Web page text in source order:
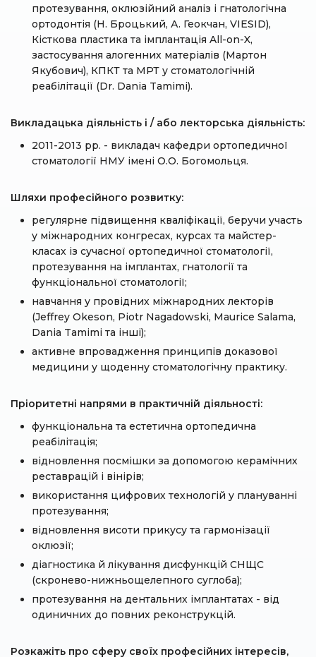
протезування, оклюзійний аналіз і гнатологічна
ортодонтія (Н. Броцький, А. Геокчан, VIESID),
Кісткова пластика та імплантація All-on-X,
застосування алогенних матеріалів (Мартон
Якубович), КПКТ та МРТ у стоматологічній
реабілітації (Dr. Dania Tamimi).
Викладацька діяльність і / або лекторська діяльність:
2011-2013 рр. - викладач кафедри ортопедичної
стоматології НМУ імені О.О. Богомольця.
Шляхи професійного розвитку:
регулярне підвищення кваліфікації, беручи участь
у міжнародних конгресах, курсах та майстер-
класах із сучасної ортопедичної стоматології,
протезування на імплантах, гнатології та
функціональної стоматології;
навчання у провідних міжнародних лекторів
(Jeffrey Okeson, Piotr Nagadowski, Maurice Salama,
Dania Tamimi та інші);
активне впровадження принципів доказової
медицини у щоденну стоматологічну практику.
Пріоритетні напрями в практичній діяльності:
функціональна та естетична ортопедична
реабілітація;
відновлення посмішки за допомогою керамічних
реставрацій і вінірів;
використання цифрових технологій у плануванні
протезування;
відновлення висоти прикусу та гармонізації
оклюзії;
діагностика й лікування дисфункцій СНЩС
(скронево-нижньощелепного суглоба);
протезування на дентальних імплантатах - від
одиничних до повних реконструкцій.
Розкажіть про сферу своїх професійних інтересів,